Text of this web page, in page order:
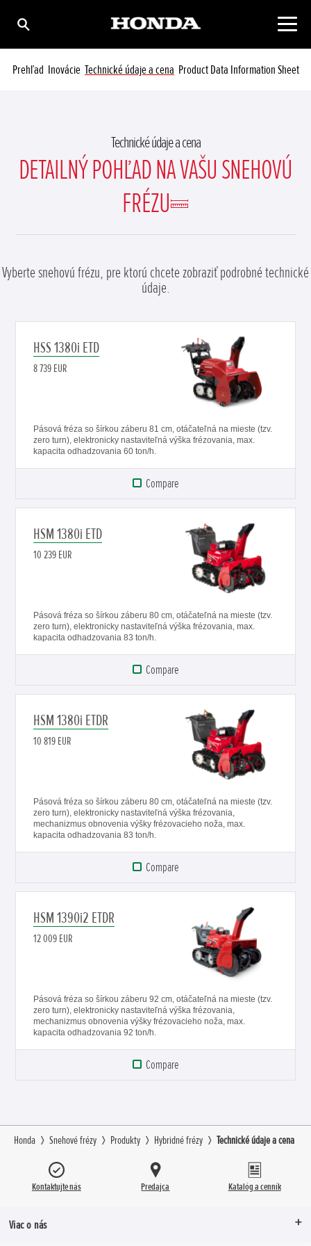
Prehľad Inovácie Technické údaje a cena Product Data Information Sheet
Technické údaje a cena
DETAILNÝ POHĽAD NA VAŠU SNEHOVÚ
FRÉZU
Vyberte snehovú frézu, pre ktorú chcete zobraziť podrobné technické
údaje.
HSS 1380i ETD
8 739 EUR
Pásová fréza so šírkou záberu 81 cm, otáčateľná na mieste (tzv.
zero turn), elektronicky nastaviteľná výška frézovania, max.
kapacita odhadzovania 60 ton/h.
Compare
HSM 1380i ETD
10 239 EUR
Pásová fréza so šírkou záberu 80 cm, otáčateľná na mieste (tzv.
zero turn), elektronicky nastaviteľná výška frézovania, max.
kapacita odhadzovania 83 ton/h.
Compare
HSM 1380i ETDR
10 819 EUR
Pásová fréza so šírkou záberu 80 cm, otáčateľná na mieste (tzv.
zero turn), elektronicky nastaviteľná výška frézovania,
mechanizmus obnovenia výšky frézovacieho noža, max.
kapacita odhadzovania 83 ton/h.
Compare
HSM 1390i2 ETDR
12 009 EUR
Pásová fréza so šírkou záberu 92 cm, otáčateľná na mieste (tzv.
zero turn), elektronicky nastaviteľná výška frézovania,
mechanizmus obnovenia výšky frézovacieho noža, max.
kapacita odhadzovania 92 ton/h.
Compare
Honda Snehové frézy Produkty Hybridné frézy Technické údaje a cena
Kontaktujte nás Predajca Katalóg a cenník
Viac o nás